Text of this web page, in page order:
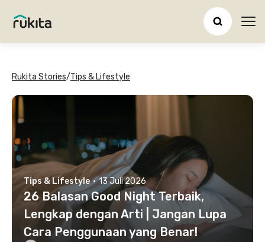
Rukita Stories/Tips & Lifestyle
Tips & Lifestyle · 13 Juli 2026
26 Balasan Good Night Terbaik,
Lengkap dengan Arti | Jangan Lupa
Cara Penggunaan yang Benar!